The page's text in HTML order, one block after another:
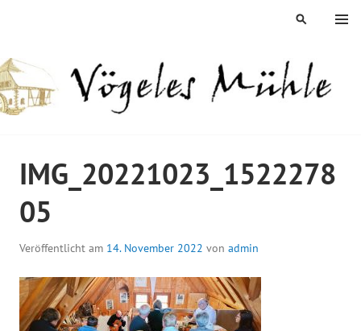
MENÜ
SUCHEN
IMG_20221023_1522278
05
Veröffentlicht am 14. November 2022 von admin